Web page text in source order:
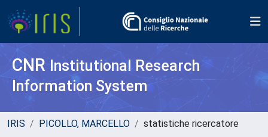
CNR Institutional Research
Information System
IRIS PICOLLO, MARCELLO statistiche ricercatore